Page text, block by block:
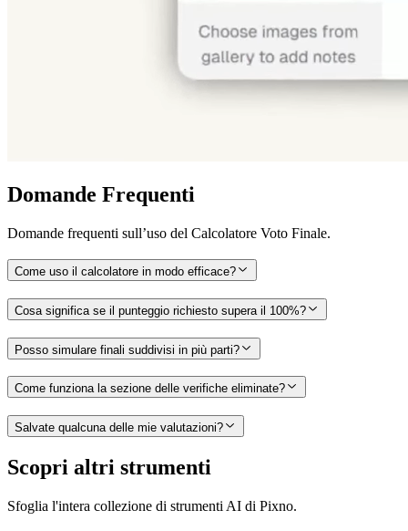
Domande Frequenti
Domande frequenti sull’uso del Calcolatore Voto Finale.
Come uso il calcolatore in modo efficace?
Cosa significa se il punteggio richiesto supera il 100%?
Posso simulare finali suddivisi in più parti?
Come funziona la sezione delle verifiche eliminate?
Salvate qualcuna delle mie valutazioni?
Scopri altri strumenti
Sfoglia l'intera collezione di strumenti AI di Pixno.